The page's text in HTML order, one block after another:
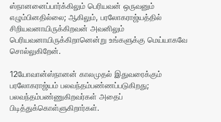
ஸ்நானனைப்பார்க்கிலும் பெரியவன் ஒருவனும்
எழும்பினதில்லை; ஆகிலும், பரலோகராஜ்யத்தில்
சிறியவனாயிருக்கிறவன் அவனிலும்
பெரியவனாயிருக்கிறானென்று உங்களுக்கு மெய்யாகவே
சொல்லுகிறேன்.
12யோவான்ஸ்நானன் காலமுதல் இதுவரைக்கும்
பரலோகராஜ்யம் பலவந்தம்பண்ணப்படுகிறது;
பலவந்தம்பண்ணுகிறவர்கள் அதைப்
பிடித்துக்கொள்ளுகிறார்கள்.